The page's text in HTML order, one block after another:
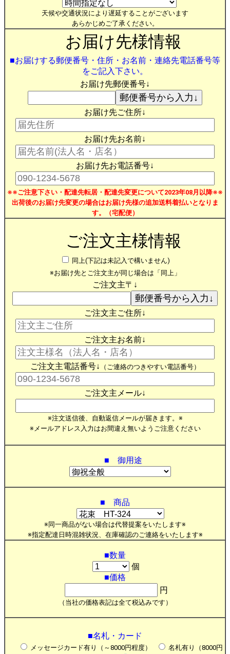
天候や交通状況により遅延することがございます
あらかじめご了承ください。
お届け先様情報
■お届けする郵便番号・住所・お名前・連絡先電話番号等
をご記入下さい。
お届け先郵便番号↓
お届け先ご住所↓
お届け先お名前↓
お届け先お電話番号↓
※※ご注意下さい・配達先転居・配達先変更について2023年08月以降※※
出荷後のお届け先変更の場合はお届け先様の追加送料着払いとなりま
す。（宅配便）
ご注文主様情報
同上(下記は未記入で構いません)
※お届け先とご注文主が同じ場合は「同上」
ご注文主〒↓
ご注文主ご住所↓
ご注文主お名前↓
ご注文主電話番号↓ （ご連絡のつきやすい電話番号）
ご注文主メール↓
※注文送信後、自動返信メールが届きます。※
※メールアドレス入力はお間違え無いようご注意ください
■ 御用途
■ 商品
※同一商品がない場合は代替提案をいたします※
※指定配達日時混雑状況、在庫確認のご連絡をいたします※
■数量
個
■価格
円
（当社の価格表記は全て税込みです）
■名札・カード
メッセージカード有り（～8000円程度）
名札有り（8000円